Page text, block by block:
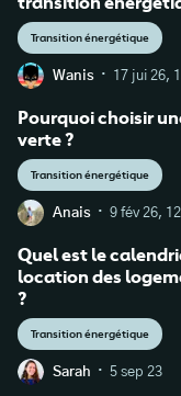
Transition énergétique
Wanis · 17 jui 26,
Pourquoi choisir
verte ?
Transition énergétique
Anais · 9 fév 26,
Quel est le
location des
?
Transition énergétique
Sarah · 5 sep 23